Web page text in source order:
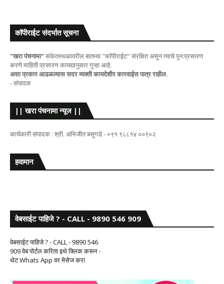
कॉपीराईट संदर्भात सूचना
"खरा पंचनामा"संकेतस्थळावरील बातम्या "कॉपीराईट" संरक्षित असून त्याचे पुन:प्रसारण
करणे माहिती प्रसारण कायद्यानुसार गुन्हा आहे.
असा प्रकार आढळल्यास सदर व्यक्ती कायदेशीर कारवाईस पात्र राहील.
- संपादक
|| खरा पंचनामा न्यूज ||
कार्यकारी संपादक : श्री. अभिजीत बसुगडे - +९१ ९८८१४ ००९०२
हवामान
वेबसाईट पाहिजे ? - CALL - 9890 546 909
वेबसाईट पाहिजे ? - CALL - 9890 546
909 वेब पोर्टल करिता इथे क्लिक करून -
थेट Whats App वर मेसेज करा